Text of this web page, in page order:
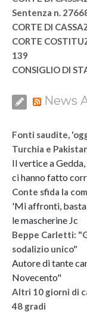
Sentenza n.
CORTE DI
CORTE
139
CONSIGLIO DI
News
Fonti saudite,
Turchia e
Il vertice a
ci hanno fatto
Conte sfida la
'Mi affronti, basta
le mascherine Jc
Beppe Carletti:
sodalizio unico"
Autore di tante
Novecento"
Altri 10 giorni di
48 gradi